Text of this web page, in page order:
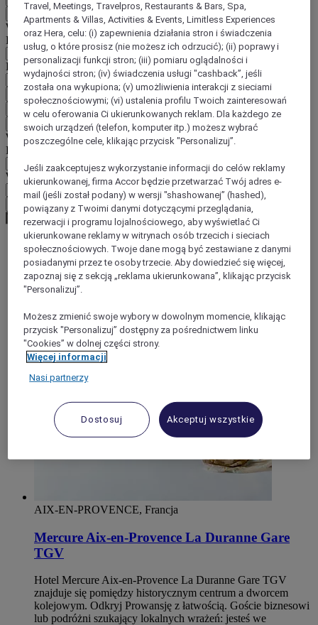
Wstecz
Wybierz kraj i język poniżej
Region
Kraj/region-język
Potwierdź kraj i język
EUR
(€)
Wstecz
Wybierz walutę poniżej
Region
Waluta
Potwierdź walutę
World
Europe
France
Provence-Alps-Riviera
Bouches du Rhône
Les Pennes Mirabeau
AIX-EN-PROVENCE, Francja
Mercure Aix-en-Provence La Duranne Gare
TGV
Hotel Mercure Aix-en-Provence La Duranne Gare TGV
znajduje się pomiędzy historycznym centrum a dworcem
kolejowym. Odkryj Prowansję z łatwością. Goście biznesowi
lub podróżni szukający lokalnych wrażeń: jesteś we
Travel, Meetings, Travelpros, Restaurants & Bars, Spa,
Apartments & Villas, Activities & Events, Limitless Experiences
oraz Hera, celu: (i) zapewnienia działania stron i świadczenia
usług, o które prosisz (nie możesz ich odrzucić); (ii) poprawy i
personalizacji funkcji stron; (iii) pomiaru oglądalności i
wydajności stron; (iv) świadczenia usługi "cashback”, jeśli
została ona wykupiona; (v) umożliwienia interakcji z sieciami
społecznościowymi; (vi) ustalenia profilu Twoich zainteresowań
w celu oferowania Ci ukierunkowanych reklam. Dla każdego ze
swoich urządzeń (telefon, komputer itp.) możesz wybrać
poszczególne cele, klikając przycisk "Personalizuj”.
Jeśli zaakceptujesz wykorzystanie informacji do celów reklamy
ukierunkowanej, firma Accor będzie przetwarzać Twój adres e-
mail (jeśli został podany) w wersji "shashowanej” (hashed),
powiązany z Twoimi danymi dotyczącymi przeglądania,
rezerwacji i programu lojalnościowego, aby wyświetlać Ci
ukierunkowane reklamy w witrynach osób trzecich i sieciach
społecznościowych. Twoje dane mogą być zestawiane z danymi
posiadanymi przez te osoby trzecie. Aby dowiedzieć się więcej,
zapoznaj się z sekcją „reklama ukierunkowana”, klikając przycisk
"Personalizuj”.
Możesz zmienić swoje wybory w dowolnym momencie, klikając
przycisk "Personalizuj” dostępny za pośrednictwem linku
"Cookies” w dolnej części strony.
Więcej informacji
Nasi partnerzy
Dostosuj Akceptuj wszystkie